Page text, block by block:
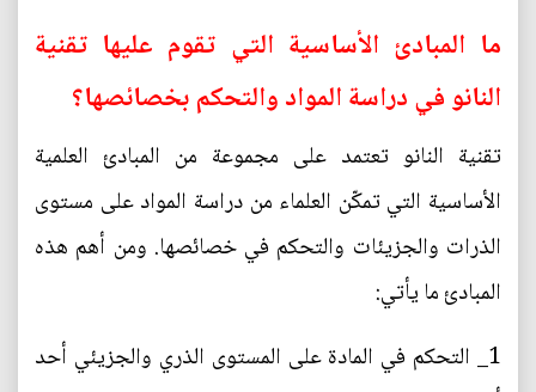
ما المبادئ الأساسية التي تقوم عليها تقنية
النانو في دراسة المواد والتحكم بخصائصها؟
تقنية النانو تعتمد على مجموعة من المبادئ العلمية
الأساسية التي تمكّن العلماء من دراسة المواد على مستوى
الذرات والجزيئات والتحكم في خصائصها. ومن أهم هذه
المبادئ ما يأتي:
1_ التحكم في المادة على المستوى الذري والجزيئي أحد